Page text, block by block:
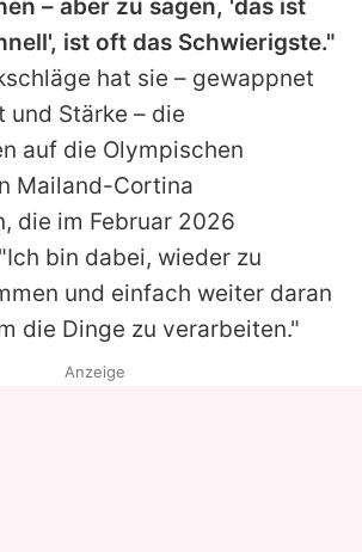
– aber zu sagen, 'das ist
ist oft das Schwierigste."
hat sie – gewappnet
und Stärke – die
auf die Olympischen
Mailand-Cortina
die im Februar 2026
bin dabei, wieder zu
und einfach weiter daran
die Dinge zu verarbeiten."
Anzeige